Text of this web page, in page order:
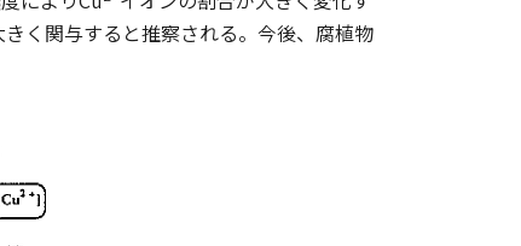
く関与すると推察される。今後、腐植物